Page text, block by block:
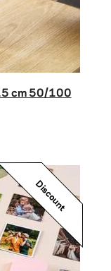
cm 50/100
Discount